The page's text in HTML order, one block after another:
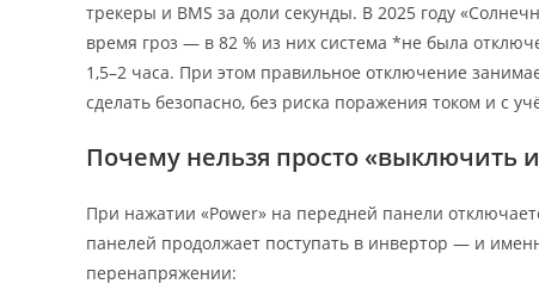
трекеры и BMS за доли секунды. В 2025 году
время гроз — в 82 % из них система *не была
1,5–2 часа. При этом правильное отключение
сделать безопасно, без риска поражения током и с
Почему нельзя просто «выключить
При нажатии «Power» на передней панели
панелей продолжает поступать в инвертор — и
перенапряжении: